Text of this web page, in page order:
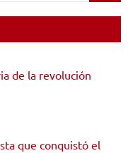
de la revolución
que conquistó el